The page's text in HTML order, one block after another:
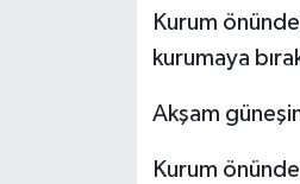
Kurum
kurumaya
Akşam
Kurum